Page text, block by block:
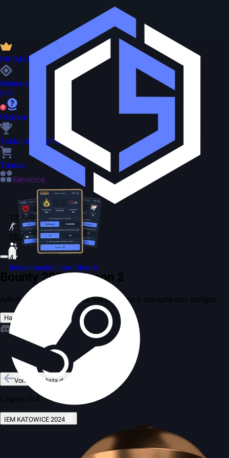
12 700
CS2
4
Iniciar sesión con Steam
PREMIUM
Misiones
0/5
Pick'em
Tabla de clasificación
Tienda
Servicios
Bounty 2026 Season 2
Adivina los resultados de los partidos y compite con amigos
Hacer una predicción
Volver a la lista de torneos
Logros 0/4
IEM KATOWICE 2024